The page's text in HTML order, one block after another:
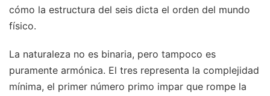
cómo la estructura del seis dicta el orden del mundo
físico.
La naturaleza no es binaria, pero tampoco es
puramente armónica. El tres representa la complejidad
mínima, el primer número primo impar que rompe la